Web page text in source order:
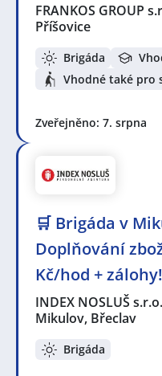
FRANKOS GROUP
Příšovice
Brigáda
Vhodné také pro
Zveřejněno: 7. srpna
🛒 Brigáda v
Doplňování
Kč/hod + zálohy!
INDEX NOSLUŠ s.r.o.
Mikulov, Břeclav
Brigáda